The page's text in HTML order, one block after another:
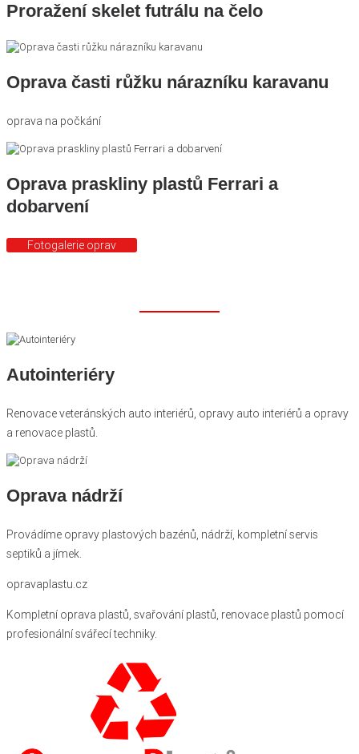
Proražení skelet futrálu na čelo
Oprava časti růžku nárazníku karavanu
oprava na počkání
Oprava praskliny plastů Ferrari a
dobarvení
Fotogalerie oprav
Autointeriéry
Renovace veteránských auto interiérů, opravy auto interiérů a opravy
a renovace plastů.
Oprava nádrží
Provádíme opravy plastových bazénů, nádrží, kompletní servis
septiků a jímek.
opravaplastu.cz
Kompletní oprava plastů, svařování plastů, renovace plastů pomocí
profesionální svářecí techniky.